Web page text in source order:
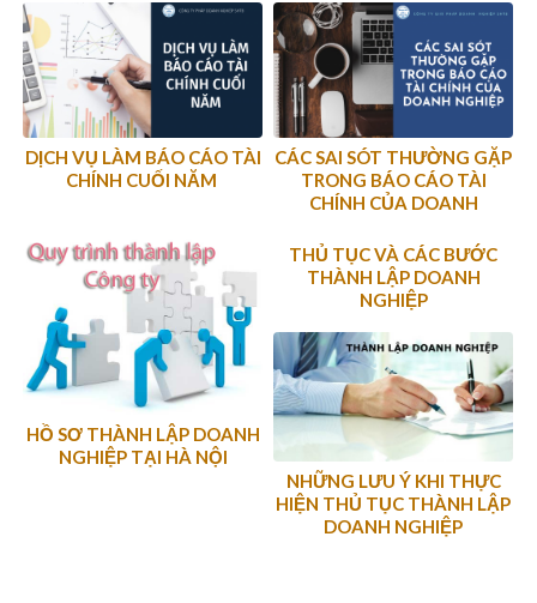
DỊCH VỤ LÀM BÁO CÁO TÀI
CHÍNH CUỐI NĂM
CÁC SAI SÓT THƯỜNG GẶP
TRONG BÁO CÁO TÀI
CHÍNH CỦA DOANH
HỒ SƠ THÀNH LẬP DOANH
NGHIỆP TẠI HÀ NỘI
THỦ TỤC VÀ CÁC BƯỚC
THÀNH LẬP DOANH
NGHIỆP
NHỮNG LƯU Ý KHI THỰC
HIỆN THỦ TỤC THÀNH LẬP
DOANH NGHIỆP